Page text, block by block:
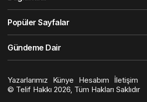
Popüler Sayfalar
Gündeme Dair
Yazarlarımız Künye Hesabım
İletişim
© Telif Hakkı 2026, Tüm Hakları Saklıdır